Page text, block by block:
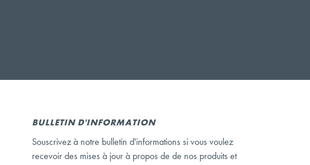
BULLETIN D'INFORMATION
Souscrivez à notre bulletin d'informations si vous voulez
recevoir des mises à jour à propos de de nos produits et